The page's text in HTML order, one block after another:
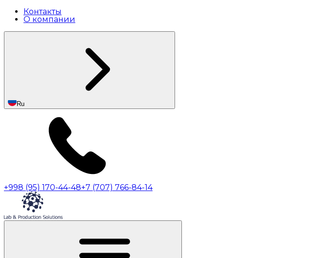
Контакты
О компании
Ru
+998 (95) 170-44-48+7 (707) 766-84-14